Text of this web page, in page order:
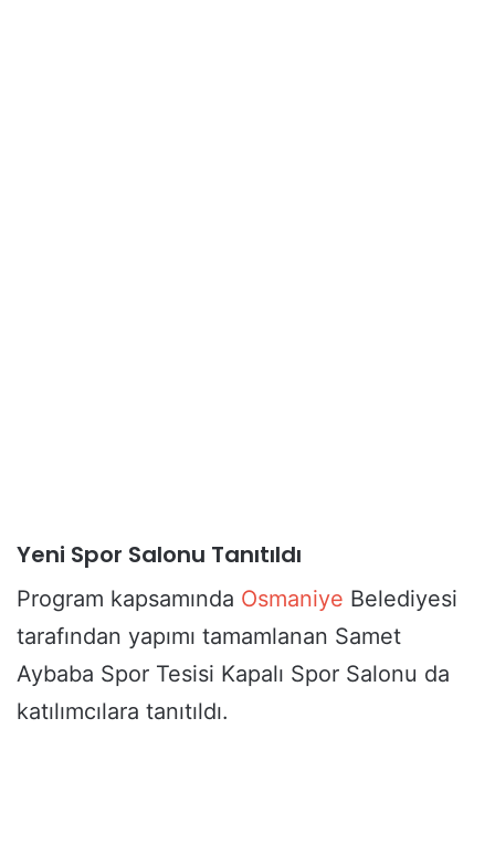
Yeni Spor Salonu Tanıtıldı
Program kapsamında Osmaniye Belediyesi
tarafından yapımı tamamlanan Samet
Aybaba Spor Tesisi Kapalı Spor Salonu da
katılımcılara tanıtıldı.